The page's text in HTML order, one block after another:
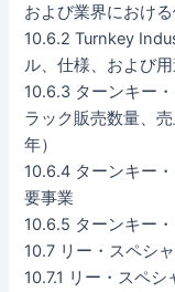
および業界におけ
10.6.2 Turnkey
ル、仕様、および
10.6.3 ターンキー
ラック販売数量、
年）
10.6.4 ターンキー
要事業
10.6.5 ターンキー
10.7 リー・スペシ
10.7.1 リー・スペ